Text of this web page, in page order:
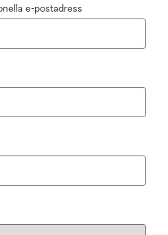
e-postadress